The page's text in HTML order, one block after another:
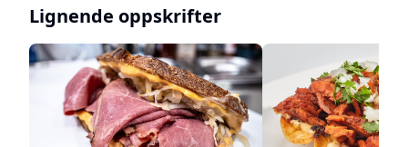
Lignende oppskrifter